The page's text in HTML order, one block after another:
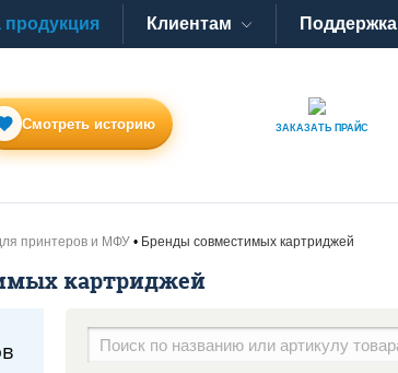
продукция Клиентам Поддержка
Смотреть историю ЗАКАЗАТЬ ПРАЙС
принтеров и МФУ Бренды совместимых картриджей
картриджей